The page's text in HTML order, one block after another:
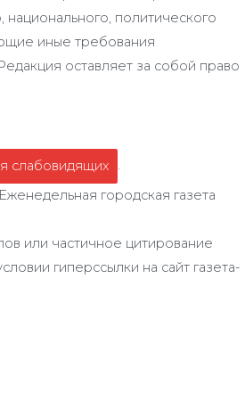
национального, политического
иные требования
оставляет за собой право
слабовидящих
.
городская газета
или частичное цитирование
гиперссылки на сайт газета-